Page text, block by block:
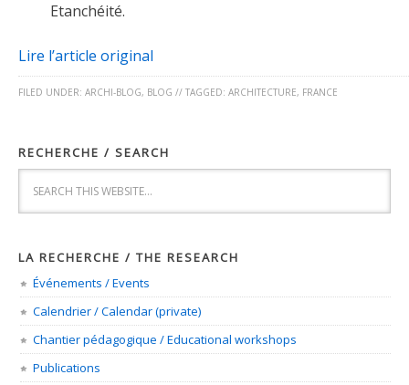
Etanchéité.
Lire l’article original
FILED UNDER: ARCHI-BLOG, BLOG // TAGGED: ARCHITECTURE, FRANCE
RECHERCHE / SEARCH
LA RECHERCHE / THE RESEARCH
Événements / Events
Calendrier / Calendar (private)
Chantier pédagogique / Educational workshops
Publications